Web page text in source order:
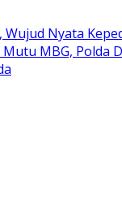
Nyata
Mutu MBG, Polda